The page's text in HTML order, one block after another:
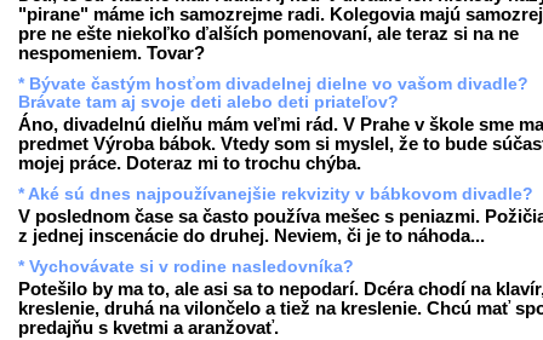
"pirane" máme ich samozrejme radi. Kolegovia majú
pre ne ešte niekoľko ďalších pomenovaní, ale teraz si na ne
nespomeniem. Tovar?
* Bývate častým hosťom divadelnej dielne vo vašom divadle?
Brávate tam aj svoje deti alebo deti priateľov?
Áno, divadelnú dielňu mám veľmi rád. V Prahe v škole sme
predmet Výroba bábok. Vtedy som si myslel, že to bude
mojej práce. Doteraz mi to trochu chýba.
* Aké sú dnes najpoužívanejšie rekvizity v bábkovom divadle?
V poslednom čase sa často používa mešec s peniazmi.
z jednej inscenácie do druhej. Neviem, či je to náhoda...
* Vychovávate si v rodine nasledovníka?
Potešilo by ma to, ale asi sa to nepodarí. Dcéra chodí na
kreslenie, druhá na vilončelo a tiež na kreslenie. Chcú mať
predajňu s kvetmi a aranžovať.